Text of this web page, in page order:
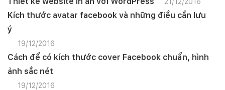
Kích thước avatar facebook và những điều cần lưu
ý
19/12/2016
Cách để có kích thước cover Facebook chuẩn, hình
ảnh sắc nét
19/12/2016